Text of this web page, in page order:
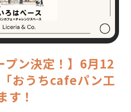
プン決定！】6月12
おうちcafeパン工
す！